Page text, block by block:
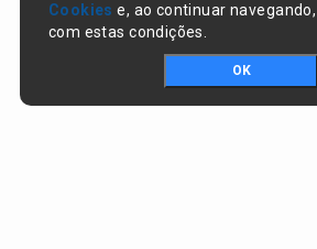
Cookies e, ao continuar
com estas condições.
OK